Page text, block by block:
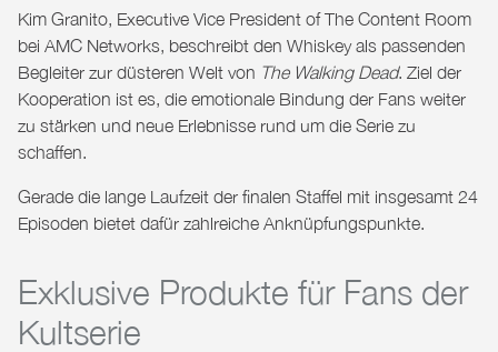
Kim Granito, Executive Vice President of The Content Room
bei AMC Networks, beschreibt den Whiskey als passenden
Begleiter zur düsteren Welt von The Walking Dead. Ziel der
Kooperation ist es, die emotionale Bindung der Fans weiter
zu stärken und neue Erlebnisse rund um die Serie zu
schaffen.
Gerade die lange Laufzeit der finalen Staffel mit insgesamt 24
Episoden bietet dafür zahlreiche Anknüpfungspunkte.
Exklusive Produkte für Fans der
Kultserie